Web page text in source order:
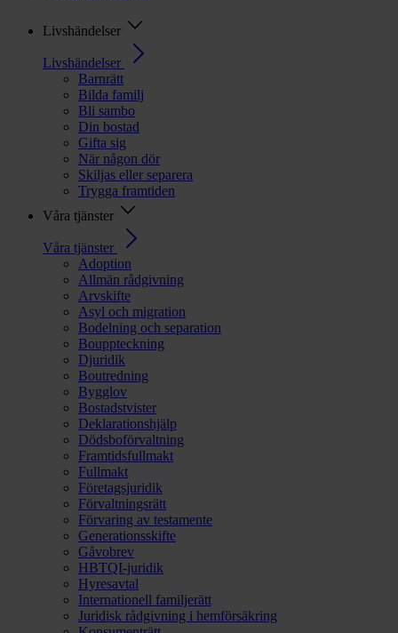
Livshändelser
Livshändelser
Barnrätt
Bilda familj
Bli sambo
Din bostad
Gifta sig
När någon dör
Skiljas eller separera
Trygga framtiden
Våra tjänster
Våra tjänster
Adoption
Allmän rådgivning
Arvskifte
Asyl och migration
Bodelning och separation
Bouppteckning
Djuridik
Boutredning
Bygglov
Bostadstvister
Deklarationshjälp
Dödsboförvaltning
Framtidsfullmakt
Fullmakt
Företagsjuridik
Förvaltningsrätt
Förvaring av testamente
Generationsskifte
Gåvobrev
HBTQI-juridik
Hyresavtal
Internationell familjerätt
Juridisk rådgivning i hemförsäkring